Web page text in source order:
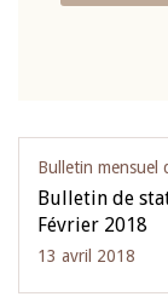
Bulletin mensuel
Bulletin de
Février 2018
13 avril 2018